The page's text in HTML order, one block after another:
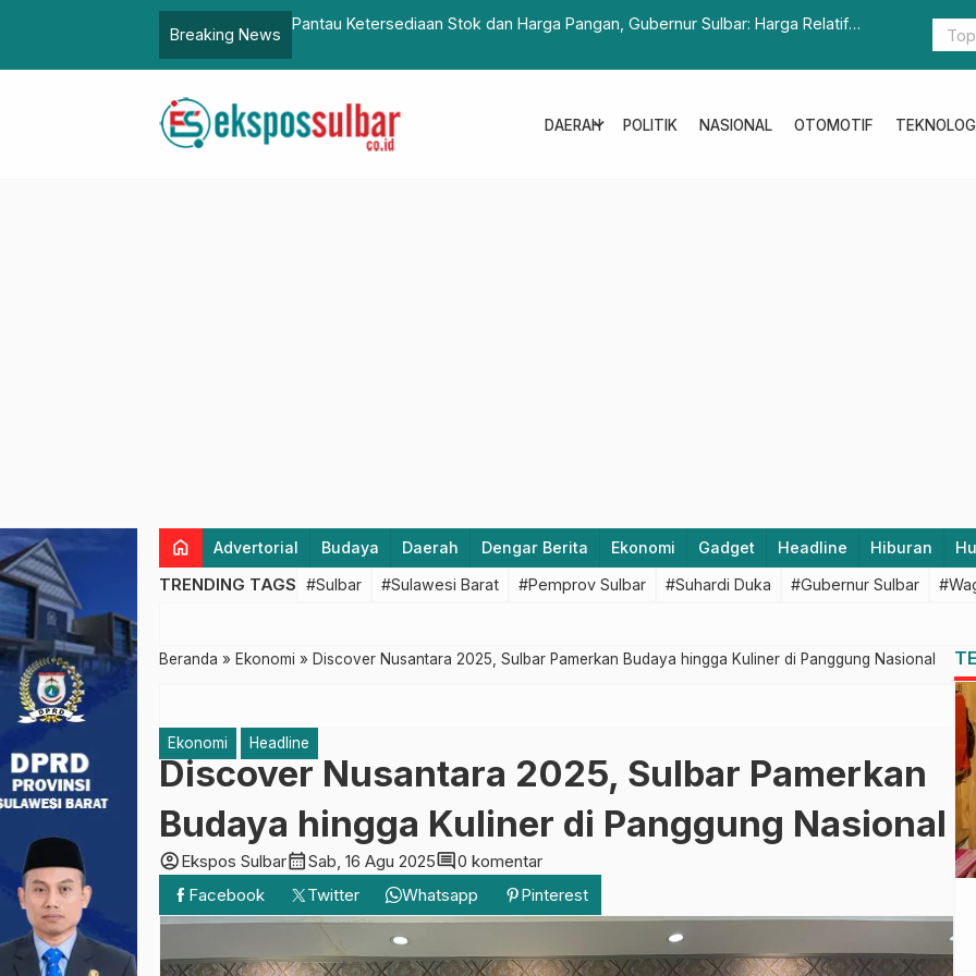
Breaking News
Pantau Ketersediaan Stok dan Harga Pangan, Gubernur Sulbar: Harga Relatif
Ridwan
DAERAH
expand_more POLITIK NASIONAL OTOMOTIF
home Advertorial Budaya Daerah Dengar Berita Ekonomi Gadget Headline Hiburan
TRENDING TAGS #Sulbar #Sulawesi Barat #Pemprov Sulbar #Suhardi Duka #Gubernur Sulbar
Beranda » Ekonomi » Discover Nusantara 2025, Sulbar Pamerkan Budaya hingga Kuliner di Panggung Nasional
Ekonomi Headline
Discover Nusantara 2025, Sulbar Pamerkan
Budaya hingga Kuliner di Panggung Nasional
account_circleEkspos Sulbarcalendar_monthSab, 16 Agu 2025comment0 komentar
Facebook
Twitter Whatsapp Pinterest